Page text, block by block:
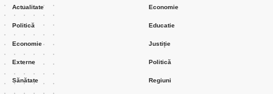
Actualitate
Politică
Economie
Externe
Sănătate
Economie
Educatie
Justiție
Politică
Regiuni